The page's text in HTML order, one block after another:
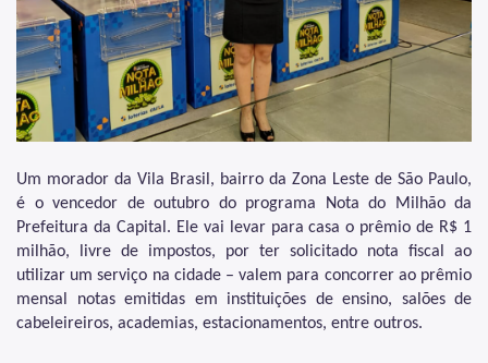
Dívida Ativa
DOC-DIMP (Meios de Pagamento)
DUC (Demonstrativo Unificado)
Incentivos Fiscais Zona Leste
Indicadores Econômicos Municipais
IPTU (Imposto Predial e Territorial)
ISS (Imposto sobre Serviços)
Um morador da Vila Brasil, bairro da Zona Leste de São Paulo,
é o vencedor de outubro do programa Nota do Milhão da
Prefeitura da Capital. Ele vai levar para casa o prêmio de R$ 1
milhão, livre de impostos, por ter solicitado nota fiscal ao
utilizar um serviço na cidade – valem para concorrer ao prêmio
mensal notas emitidas em instituições de ensino, salões de
cabeleireiros, academias, estacionamentos, entre outros.